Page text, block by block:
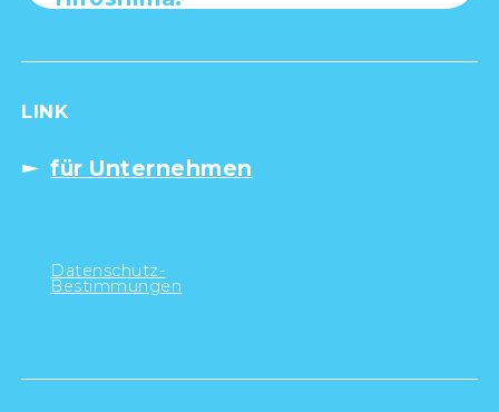
LINK
für Unternehmen
Datenschutz-
Bestimmungen